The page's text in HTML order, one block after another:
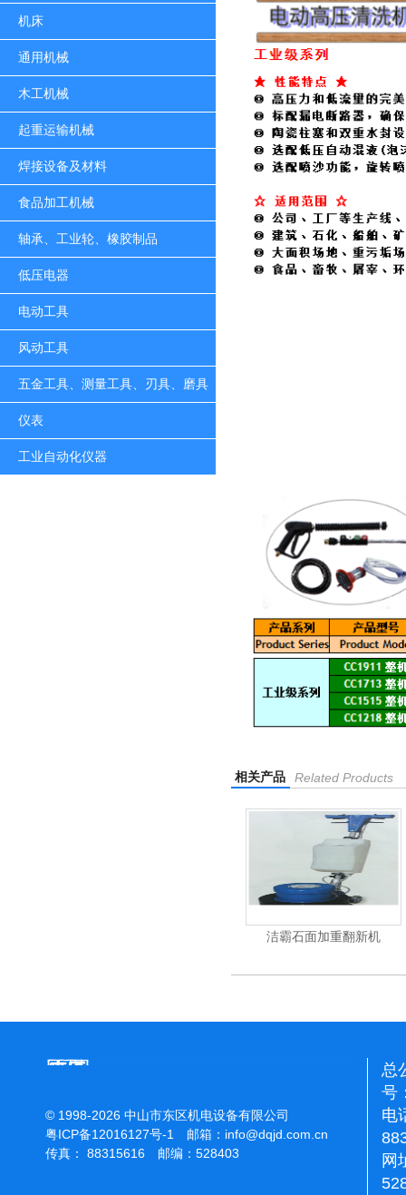
机床
通用机械
木工机械
起重运输机械
焊接设备及材料
食品加工机械
轴承、工业轮、橡胶制品
低压电器
电动工具
风动工具
五金工具、测量工具、刃具、磨具
仪表
工业自动化仪器
相关产品 Related Products
洁霸石面加重翻新机
© 1998-2026 中山市东区机电设备有限公司
粤ICP备12016127号-1
邮箱： info@dqjd.com.cn
传真： 88315616 邮编：528403
总
号
电
网